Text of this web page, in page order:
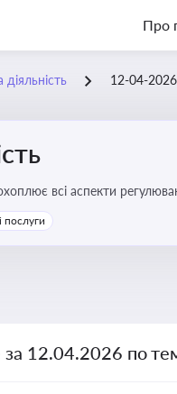
Про
діяльність 12-04-2026
всі аспекти
послуги
12.04.2026 по